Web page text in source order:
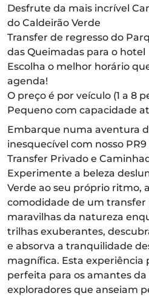
Desfrute da mais incrível
do Caldeirão Verde
Transfer de regresso do
das Queimadas para o hotel
Escolha o melhor horário
agenda!
O preço é por veículo (1 a 8
Pequeno com capacidade
Embarque numa aventura
inesquecível com nosso
Transfer Privado e
Experimente a beleza
Verde ao seu próprio ritmo,
comodidade de um transfer
maravilhas da natureza
trilhas exuberantes,
e absorva a tranquilidade
magnífica. Esta experiência
perfeita para os amantes
exploradores que anseiam